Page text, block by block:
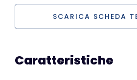
SCARICA SCHEDA
Caratteristiche